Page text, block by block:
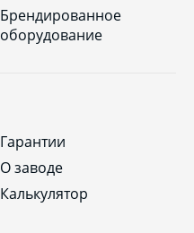
Брендированное
оборудование
Гарантии
О заводе
Калькулятор